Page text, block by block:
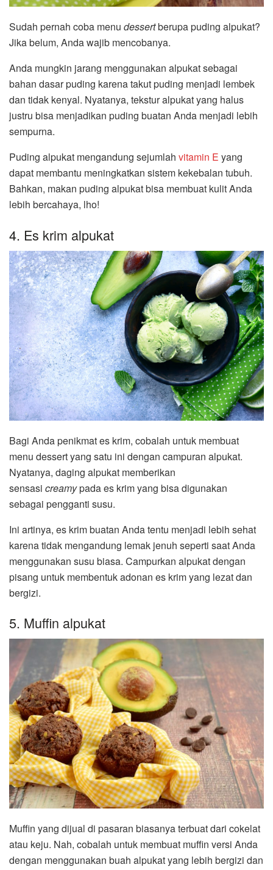
Sudah pernah coba menu dessertberupa puding alpukat?
Jika belum, Anda wajib mencobanya.
Anda mungkin jarang menggunakan alpukat sebagai
bahan dasar puding karena takut puding menjadi lembek
dan tidak kenyal. Nyatanya, tekstur alpukat yang halus
justru bisa menjadikan puding buatan Anda menjadi lebih
sempurna.
Puding alpukat mengandung sejumlah vitamin E yang
dapat membantu meningkatkan sistem kekebalan tubuh.
Bahkan, makan puding alpukat bisa membuat kulit Anda
lebih bercahaya, lho!
4. Es krim alpukat
Bagi Anda penikmat es krim, cobalah untuk membuat
menu dessert yang satu ini dengan campuran alpukat.
Nyatanya, daging alpukat memberikan
sensasi creamypada es krim yang bisa digunakan
sebagai pengganti susu.
Ini artinya, es krim buatan Anda tentu menjadi lebih sehat
karena tidak mengandung lemak jenuh seperti saat Anda
menggunakan susu biasa. Campurkan alpukat dengan
pisang untuk membentuk adonan es krim yang lezat dan
bergizi.
5. Muffin alpukat
Muffin yang dijual di pasaran biasanya terbuat dari cokelat
atau keju. Nah, cobalah untuk membuat muffin versi Anda
dengan menggunakan buah alpukat yang lebih bergizi dan